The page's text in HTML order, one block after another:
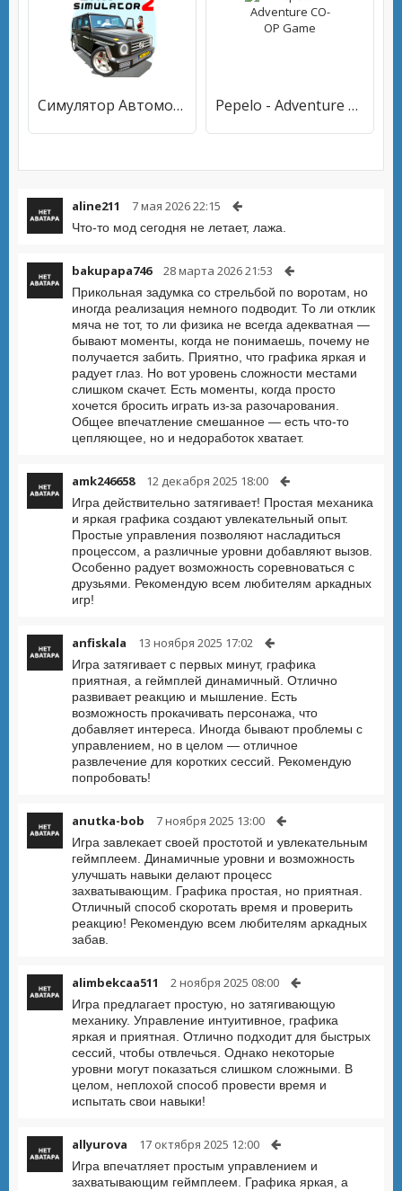
Симулятор Автомобиля 2 Pepelo - Adventure CO-OP Game
aline211 7 мая 2026 22:15
Что-то мод сегодня не летает, лажа.
bakupapa746 28 марта 2026 21:53
Прикольная задумка со стрельбой по воротам, но
иногда реализация немного подводит. То ли отклик
мяча не тот, то ли физика не всегда адекватная —
бывают моменты, когда не понимаешь, почему не
получается забить. Приятно, что графика яркая и
радует глаз. Но вот уровень сложности местами
слишком скачет. Есть моменты, когда просто
хочется бросить играть из-за разочарования.
Общее впечатление смешанное — есть что-то
цепляющее, но и недоработок хватает.
amk246658 12 декабря 2025 18:00
Игра действительно затягивает! Простая механика
и яркая графика создают увлекательный опыт.
Простые управления позволяют насладиться
процессом, а различные уровни добавляют вызов.
Особенно радует возможность соревноваться с
друзьями. Рекомендую всем любителям аркадных
игр!
anfiskala 13 ноября 2025 17:02
Игра затягивает с первых минут, графика
приятная, а геймплей динамичный. Отлично
развивает реакцию и мышление. Есть
возможность прокачивать персонажа, что
добавляет интереса. Иногда бывают проблемы с
управлением, но в целом — отличное
развлечение для коротких сессий. Рекомендую
попробовать!
anutka-bob 7 ноября 2025 13:00
Игра завлекает своей простотой и увлекательным
геймплеем. Динамичные уровни и возможность
улучшать навыки делают процесс
захватывающим. Графика простая, но приятная.
Отличный способ скоротать время и проверить
реакцию! Рекомендую всем любителям аркадных
забав.
alimbekcaa511 2 ноября 2025 08:00
Игра предлагает простую, но затягивающую
механику. Управление интуитивное, графика
яркая и приятная. Отлично подходит для быстрых
сессий, чтобы отвлечься. Однако некоторые
уровни могут показаться слишком сложными. В
целом, неплохой способ провести время и
испытать свои навыки!
allyurova 17 октября 2025 12:00
Игра впечатляет простым управлением и
захватывающим геймплеем. Графика яркая, а